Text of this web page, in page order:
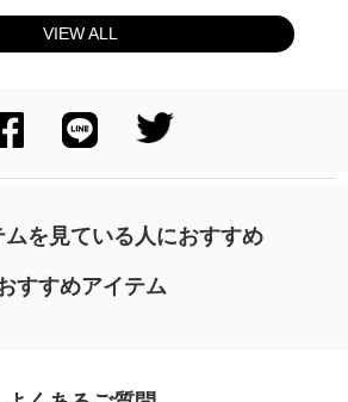
VIEW ALL
ムを見ている人におすすめ
すすめアイテム